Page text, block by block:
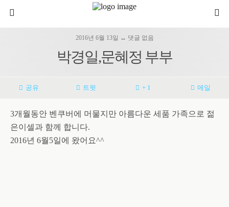
2016년 6월 13일 ↔ 댓글 없음
박경일,문혜정 부부
공유 트윗 + 1 메일
3개월동안 벤쿠버에 머물지만 아름다운 세품 가족으로 젊
은이셀과 함께 합니다.
2016년 6월5일에 왔어요^^